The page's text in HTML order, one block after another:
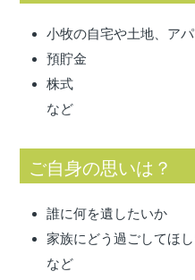
小牧の自宅や土地、ア
預貯金
株式
など
ご自身の思いは？
誰に何を遺したいか
家族にどう過ごしてほ
など